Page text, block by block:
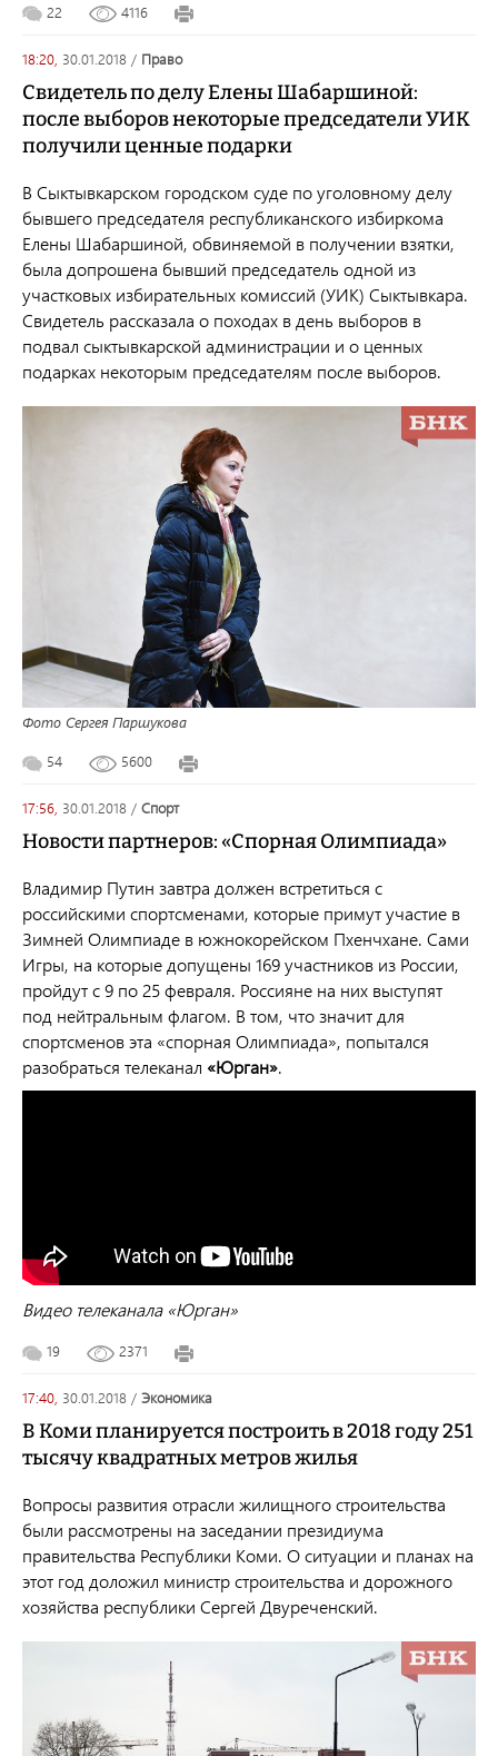
22 4116
18:20, 30.01.2018 / право
Свидетель по делу Елены Шабаршиной:
после выборов некоторые председатели УИК
получили ценные подарки
В Сыктывкарском городском суде по уголовному делу
бывшего председателя республиканского избиркома
Елены Шабаршиной, обвиняемой в получении взятки,
была допрошена бывший председатель одной из
участковых избирательных комиссий (УИК) Сыктывкара.
Свидетель рассказала о походах в день выборов в
подвал сыктывкарской администрации и о ценных
подарках некоторым председателям после выборов.
Фото Сергея Паршукова
54 5600
17:56, 30.01.2018 / спорт
Новости партнеров: «Спорная Олимпиада»
Владимир Путин завтра должен встретиться с
российскими спортсменами, которые примут участие в
Зимней Олимпиаде в южнокорейском Пхенчхане. Сами
Игры, на которые допущены 169 участников из России,
пройдут с 9 по 25 февраля. Россияне на них выступят
под нейтральным флагом. В том, что значит для
спортсменов эта «спорная Олимпиада», попытался
разобраться телеканал «Юрган».
Видео телеканала «Юрган»
19 2371
17:40, 30.01.2018 / экономика
В Коми планируется построить в 2018 году 251
тысячу квадратных метров жилья
Вопросы развития отрасли жилищного строительства
были рассмотрены на заседании президиума
правительства Республики Коми. О ситуации и планах на
этот год доложил министр строительства и дорожного
хозяйства республики Сергей Двуреченский.